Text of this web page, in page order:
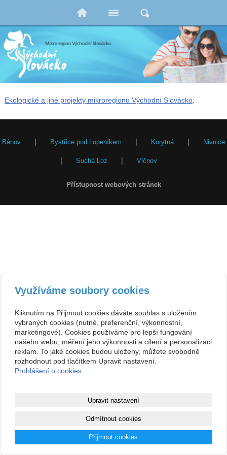
Ekologické a jiné projekty mikroregionu Východní Slovácko.
Bánov | Bystřice pod Lopeníkem | Korytná | Nivnice
| Suchá Loz | Vlčnov
Přístupnost webových stránek
Využíváme soubory cookies
Kliknutím na Přijmout cookies dáváte souhlas s uložením
vybraných cookies (nutné, preferenční, výkonnostní,
marketingové). Cookies používáme pro lepší fungování
našeho webu, měření jeho výkonnosti a cílení a personalizaci
reklam. To jaké cookies budou uloženy, můžete svobodně
rozhodnout pod tlačítkem Upravit nastavení.
Prohlášení o cookies.
Upravit nastavení
Odmítnout cookies
Přijmout cookies